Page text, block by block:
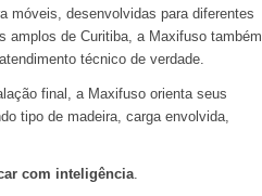
móveis, desenvolvidas para diferentes
amplos de Curitiba, a Maxifuso também
técnico de verdade.
final, a Maxifuso orienta seus
tipo de madeira, carga envolvida,
com inteligência.